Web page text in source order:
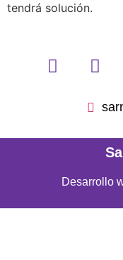
tendrá solución.
Desarrollo